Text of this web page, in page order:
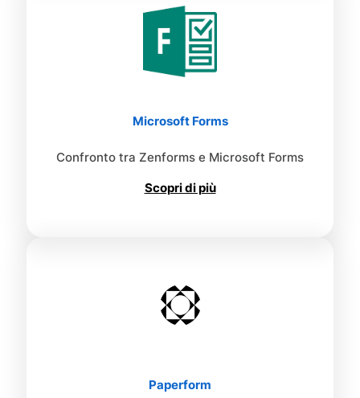
Microsoft Forms
Confronto tra Zenforms e Microsoft Forms
Scopri di più
Paperform